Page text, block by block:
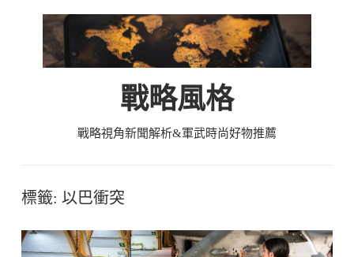
戰略風格
戰略視角新聞解析&軍武時尚好物推薦
標籤: 以巴衝突